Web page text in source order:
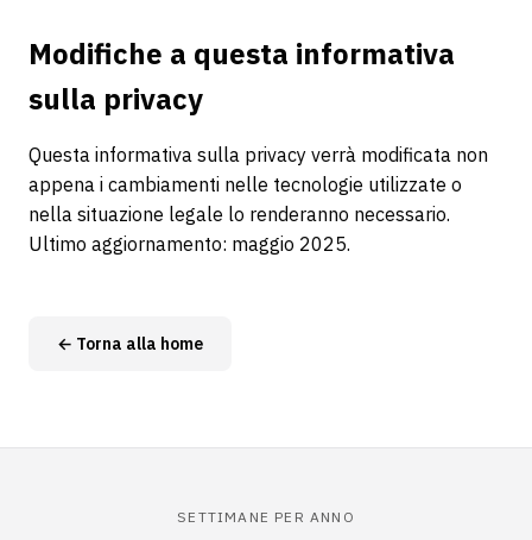
Modifiche a questa informativa
sulla privacy
Questa informativa sulla privacy verrà modificata non
appena i cambiamenti nelle tecnologie utilizzate o
nella situazione legale lo renderanno necessario.
Ultimo aggiornamento: maggio 2025.
← Torna alla home
SETTIMANE PER ANNO